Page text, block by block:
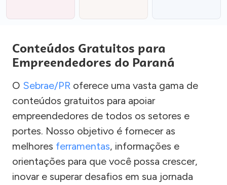
Conteúdos Gratuitos para
Empreendedores do Paraná
O Sebrae/PR oferece uma vasta gama de
conteúdos gratuitos para apoiar
empreendedores de todos os setores e
portes. Nosso objetivo é fornecer as
melhores ferramentas, informações e
orientações para que você possa crescer,
inovar e superar desafios em sua jornada